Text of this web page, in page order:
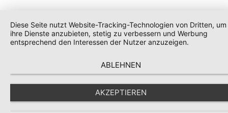
Diese Seite nutzt Website-Tracking-Technologien von Dritten, um
ihre Dienste anzubieten, stetig zu verbessern und Werbung
entsprechend den Interessen der Nutzer anzuzeigen.
ABLEHNEN
AKZEPTIEREN